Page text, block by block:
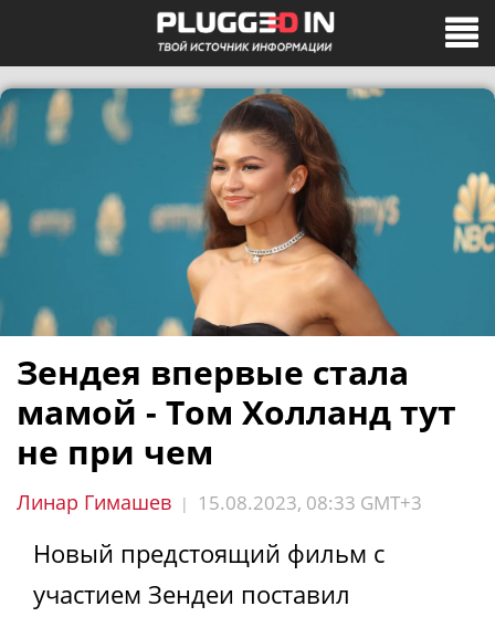
Зендея впервые стала
мамой - Том Холланд тут
не при чем
Линар Гимашев | 15.08.2023, 08:33 GMT+3
Новый предстоящий фильм с
участием Зендеи поставил